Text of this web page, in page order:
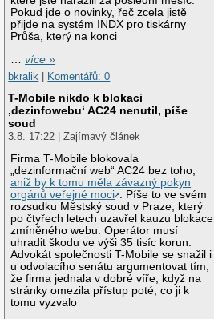
Pokud jde o novinky, řeč zcela jistě
přijde na systém INDX pro tiskárny
Průša, který na konci
…více »
bkralik
Komentářů: 0
T-Mobile nikdo k blokaci
‚dezinfowebu‘ AC24 nenutil, píše
soud
3.8. 17:22 | Zajímavý článek
Firma T-Mobile blokovala
„dezinformační web“ AC24 bez toho,
aniž by k tomu měla závazný pokyn
orgánů veřejné moci . Píše to ve svém
rozsudku Městský soud v Praze, který
po čtyřech letech uzavřel kauzu blokace
zmíněného webu. Operátor musí
uhradit škodu ve výši 35 tisíc korun.
Advokát společnosti T-Mobile se snažil i
u odvolacího senátu argumentovat tím,
že firma jednala v dobré víře, když na
stránky omezila přístup poté, co ji k
tomu vyzvalo